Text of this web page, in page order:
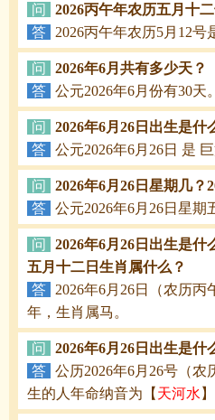
问
2026丙午年农历五月十
答
2026丙午年农历5月12号
问
2026年6月共有多少天？
答 公元2026年6月份有30天。
问
2026年6月26日出生是什
答 公元2026年6月26日 是 巨
问
2026年6月26日星期几？
答 公元2026年6月26日星期
问
2026年6月26日出生是
五月十二日生肖属什么？
答
2026年6月26日（农历丙
年，生肖属马。
问
2026年6月26日出生是什
答 公历2026年6月26号（农
生的人年命纳音为【 天河水